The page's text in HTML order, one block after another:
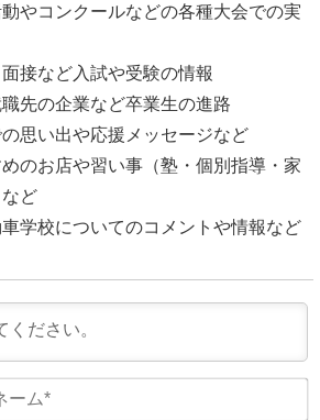
やコンクールなどの各種大会での実
接など入試や受験の情報
先の企業など卒業生の進路
思い出や応援メッセージなど
のお店や習い事（塾・個別指導・家
ど
学校についてのコメントや情報など